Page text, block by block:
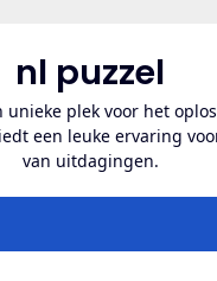
nl puzzel
unieke plek voor het
een leuke ervaring
van uitdagingen.